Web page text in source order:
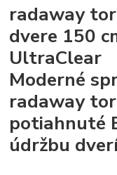
radaway
dvere 150
UltraClear
Moderné
radaway
potiahnuté
údržbu